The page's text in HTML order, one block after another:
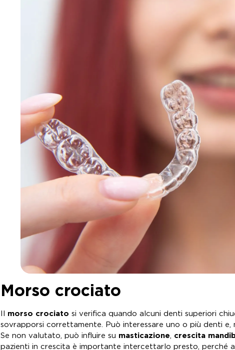
Morso crociato
Il morso crociato si verifica quando alcuni denti superiori
sovrapporsi correttamente. Può interessare uno o più denti
Se non valutato, può influire su masticazione, crescita
pazienti in crescita è importante intercettarlo presto, perché